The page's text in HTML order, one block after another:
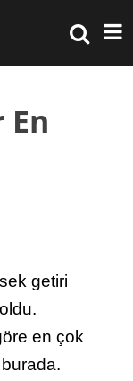
En
getiri
en çok